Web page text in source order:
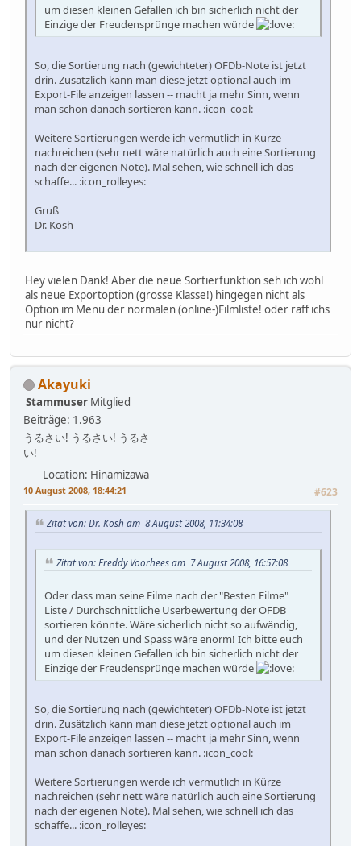
um diesen kleinen Gefallen ich bin sicherlich nicht der
Einzige der Freudensprünge machen würde
So, die Sortierung nach (gewichteter) OFDb-Note ist jetzt
drin. Zusätzlich kann man diese jetzt optional auch im
Export-File anzeigen lassen -- macht ja mehr Sinn, wenn
man schon danach sortieren kann. :icon_cool:
Weitere Sortierungen werde ich vermutlich in Kürze
nachreichen (sehr nett wäre natürlich auch eine Sortierung
nach der eigenen Note). Mal sehen, wie schnell ich das
schaffe... :icon_rolleyes:
Gruß
Dr. Kosh
Hey vielen Dank! Aber die neue Sortierfunktion seh ich wohl
als neue Exportoption (grosse Klasse!) hingegen nicht als
Option im Menü der normalen (online-)Filmliste! oder raff ichs
nur nicht?
Akayuki
Stammuser Mitglied
Beiträge: 1.963
うるさい! うるさい! うるさ
い!
Location: Hinamizawa
10 August 2008, 18:44:21 #623
Zitat von: Dr. Kosh am 8 August 2008, 11:34:08
Zitat von: Freddy Voorhees am 7 August 2008, 16:57:08
Oder dass man seine Filme nach der "Besten Filme"
Liste / Durchschnittliche Userbewertung der OFDB
sortieren könnte. Wäre sicherlich nicht so aufwändig,
und der Nutzen und Spass wäre enorm! Ich bitte euch
um diesen kleinen Gefallen ich bin sicherlich nicht der
Einzige der Freudensprünge machen würde
So, die Sortierung nach (gewichteter) OFDb-Note ist jetzt
drin. Zusätzlich kann man diese jetzt optional auch im
Export-File anzeigen lassen -- macht ja mehr Sinn, wenn
man schon danach sortieren kann. :icon_cool:
Weitere Sortierungen werde ich vermutlich in Kürze
nachreichen (sehr nett wäre natürlich auch eine Sortierung
nach der eigenen Note). Mal sehen, wie schnell ich das
schaffe... :icon_rolleyes: